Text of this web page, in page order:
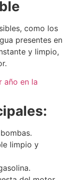
como los
presentes en
y limpio,
año en la
limpio y